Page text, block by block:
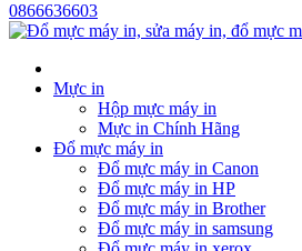
0866636603
Mực in
Hộp mực máy in
Mực in Chính Hãng
Đổ mực máy in
Đổ mực máy in Canon
Đổ mực máy in HP
Đổ mực máy in Brother
Đổ mực máy in samsung